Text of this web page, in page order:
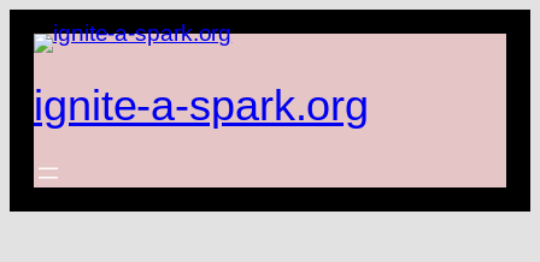
Zum
Inhalt
springen
ignite-a-spark.org